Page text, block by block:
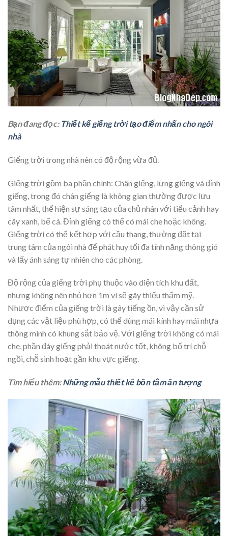
Bạn đang đọc: Thiết kế giếng trời tạo điểm nhấn cho ngôi
nhà
Giếng trời trong nhà nên có độ rộng vừa đủ.
Giếng trời gồm ba phần chính: Chân giếng, lưng giếng và đỉnh
giếng, trong đó chân giếng là không gian thường được lưu
tâm nhất, thể hiện sự sáng tạo của chủ nhân với tiểu cảnh hay
cây xanh, bể cá. Đỉnh giếng có thể có mái che hoặc không.
Giếng trời có thể kết hợp với cầu thang, thường đặt tại
trung tâm của ngôi nhà để phát huy tối đa tính năng thông gió
và lấy ánh sáng tự nhiên cho các phòng.
Độ rộng của giếng trời phụ thuộc vào diện tích khu đất,
nhưng không nên nhỏ hơn 1m vì sẽ gây thiếu thẩm mỹ.
Nhược điểm của giếng trời là gây tiếng ồn, vì vậy cần sử
dụng các vật liệu phù hợp, có thể dùng mái kính hay mái nhựa
thông minh có khung sắt bảo vệ. Với giếng trời không có mái
che, phần đáy giếng phải thoát nước tốt, không bố trí chỗ
ngồi, chỗ sinh hoạt gần khu vực giếng.
Tìm hiểu thêm:Những mẫu thiết kế bồn tắm ấn tượng